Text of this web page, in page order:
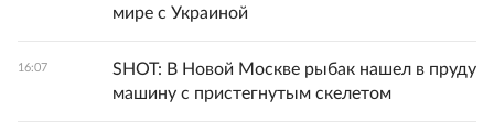
мире с Украиной
16:07
SHOT: В Новой Москве рыбак нашел в пруду
машину с пристегнутым скелетом